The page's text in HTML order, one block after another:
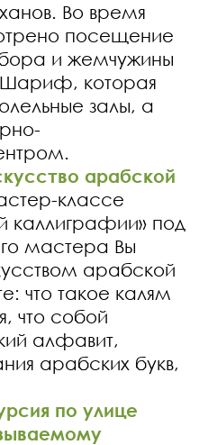
Во время
посещение
и жемчужины
Шариф, которая
залы, а
арабской
классе
каллиграфии» под
мастера Вы
арабской
что такое калям
что собой
алфавит,
арабских букв,
по улице